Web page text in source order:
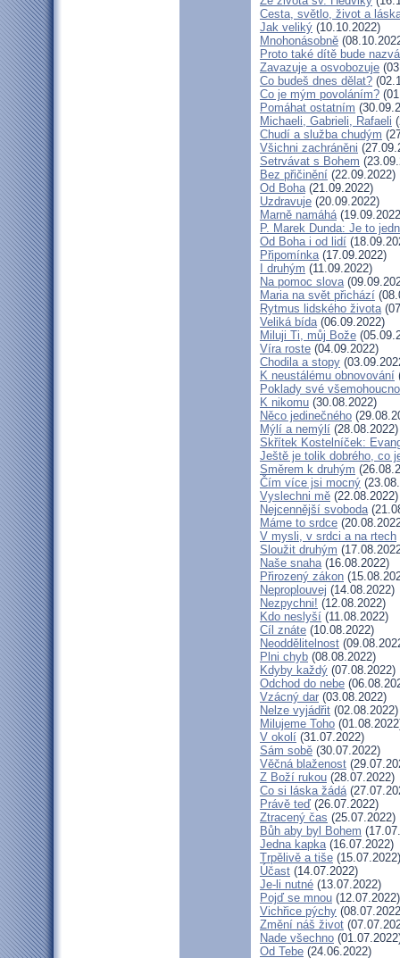
Cesta, světlo, život a
Jak veliký (10.10.2022)
Mnohonásobně
Proto také dítě bude
Zavazuje a osvobozuje
Co budeš dnes dělat?
Co je mým povoláním?
Pomáhat ostatním
Michaeli, Gabrieli, Rafaeli
Chudí a služba chudým
Všichni zachráněni
Setrvávat s Bohem
Bez přičinění (22.09.2022)
Od Boha(21.09.2022)
Uzdravuje (20.09.2022)
Marně namáhá
P. Marek Dunda: Je to
Od Boha i od lidí
Připomínka(17.09.2022)
I druhým (11.09.2022)
Na pomoc slova
Maria na svět přichází
Rytmus lidského života
Veliká bída(06.09.2022)
Miluji Ti, můj Bože
Víra roste (04.09.2022)
Chodila a stopy
K neustálému obnovování
Poklady své
K nikomu (30.08.2022)
Něco jedinečného
Mýlí a nemýlí (28.08.2022)
Skřítek Kostelníček:
Ještě je tolik dobrého, co
Směrem k druhým
Čím více jsi mocný
Vyslechni mě (22.08.2022)
Nejcennější svoboda
Máme to srdce
V mysli, v srdci a na rtech
Sloužit druhým
Naše snaha(16.08.2022)
Přirozený zákon
Neproplouvej (14.08.2022)
Nezpychni! (12.08.2022)
Kdo neslyší (11.08.2022)
Cíl znáte (10.08.2022)
Neoddělitelnost
Plni chyb (08.08.2022)
Kdyby každý (07.08.2022)
Odchod do nebe
Vzácný dar (03.08.2022)
Nelze vyjádřit (02.08.2022)
Milujeme Toho
V okolí (31.07.2022)
Sám sobě (30.07.2022)
Věčná blaženost
Z Boží rukou (28.07.2022)
Co si láska žádá
Právě teď (26.07.2022)
Ztracený čas (25.07.2022)
Bůh aby byl Bohem
Jedna kapka(16.07.2022)
Trpělivě a tiše (15.07.2022)
Účast (14.07.2022)
Je-li nutné (13.07.2022)
Pojď se mnou (12.07.2022)
Vichřice pýchy
Změní náš život
Nade všechno
Od Tebe (24.06.2022)